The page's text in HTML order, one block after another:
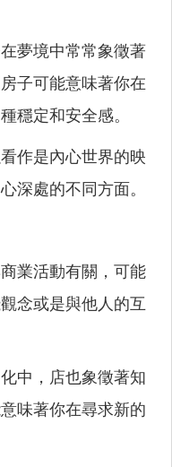
夢境中常常象徵著
子可能意味著你在
穩定和安全感。
作是內心世界的映
深處的不同方面。
商業活動有關，可能
念或是與他人的互
化中，店也象徵著知
味著你在尋求新的